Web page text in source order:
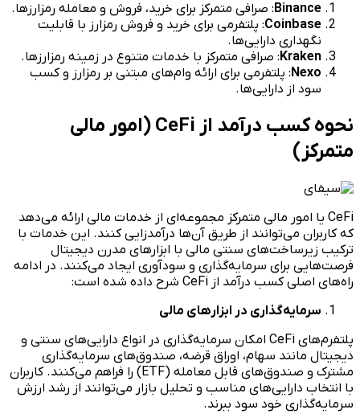
Binance: صرافی متمرکز برای خرید، فروش و معامله رمزارزها.
Coinbase: پلتفرمی برای خرید و فروش رمزارز با قابلیت
نگهداری دارایی‌ها.
Kraken: صرافی متمرکز با خدمات متنوع در زمینه رمزارزها.
Nexo: پلتفرمی برای ارائه وام‌های مبتنی بر رمزارز و کسب
سود از دارایی‌ها.
نحوه کسب درآمد از CeFi (امور مالی
متمرکز)
CeFi یا امور مالی متمرکز مجموعه‌ای از خدمات مالی ارائه می‌دهد
که کاربران می‌توانند از طریق آن‌ها درآمدزایی کنند. این خدمات با
ترکیب زیرساخت‌های سنتی مالی با ابزارهای مدرن دیجیتال
فرصت‌هایی برای سرمایه‌گذاری و سودآوری ایجاد می‌کنند. در ادامه
راه‌های اصلی کسب درآمد از CeFi شرح داده شده است:
سرمایه‌گذاری در ابزارهای مالی
پلتفرم‌های CeFi امکان سرمایه‌گذاری در انواع دارایی‌های سنتی و
دیجیتال مانند سهام، اوراق قرضه، صندوق‌های سرمایه‌گذاری
مشترک و صندوق‌های قابل معامله (ETF) را فراهم می‌کنند. کاربران
با انتخاب دارایی‌های مناسب و تحلیل بازار می‌توانند از رشد ارزش
سرمایه‌گذاری خود سود ببرند.